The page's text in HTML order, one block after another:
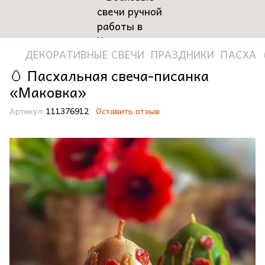
ДЕКОРАТИВНЫЕ СВЕЧИ ПРАЗДНИКИ ПАСХА
🥚 Пасхальная свеча-писанка
«Маковка»
Артикул: 111376912 Оставить отзыв